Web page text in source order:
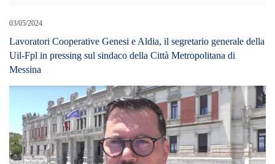
03/05/2024
Lavoratori Cooperative Genesi e Aldia, il segretario generale della
Uil-Fpl in pressing sul sindaco della Città Metropolitana di
Messina